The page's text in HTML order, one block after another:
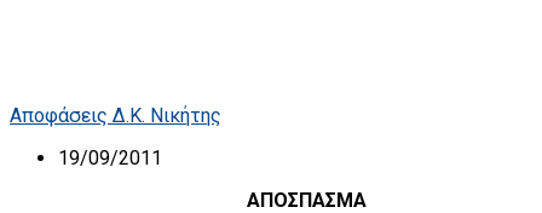
Αποφάσεις Δ.Κ. Νικήτης
19/09/2011
ΑΠΟΣΠΑΣΜΑ